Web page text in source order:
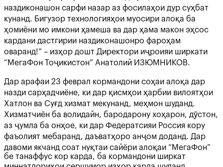
наздиконашон сарфи назар аз фосилаҳои дур суҳбат
кунанд. Бигузор технологияҳои муосири алоқа ба
ҳомиёни мо имкони ҳамеша ва дар ҳама макон эҳсос
кардани дастгирии наздиконашонро фароҳам
оваранд!” – изҳор дошт Директори иҷроияи ширкати
“МегаФон Тоҷикистон” Анатолий ИЗЮМНИКОВ.
Дар арафаи 23 феврал кормандони соҳаи алоқа дар
назди сарҳадчиёне, ки дар қисмҳои ҳарбии вилоятҳои
Хатлон ва Суғд хизмат мекунанд, меҳмон шуданд.
Хизматчиён ба волидайн, бародарону хоҳарон, дӯстон,
аз ҷумла ба онҳое, ки дар Федератсияи Россия кору
фаъолият мебаранд, даъватҳоро анҷом доданд. Дар
давоми якчанд соат нуқтаи сайёри алоқаи “МегаФон”
бе танаффус кор карда, ба кормандони ширкат